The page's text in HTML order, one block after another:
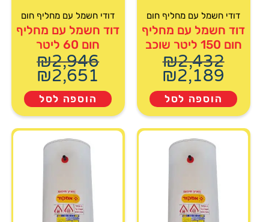
דודי חשמל עם מחליף חום
דוד חשמל עם מחליף
חום 150 ליטר שוכב
₪2,432
₪2,189
הוספה לסל
דודי חשמל עם מחליף חום
דוד חשמל עם מחליף
חום 60 ליטר
₪2,946
₪2,651
הוספה לסל